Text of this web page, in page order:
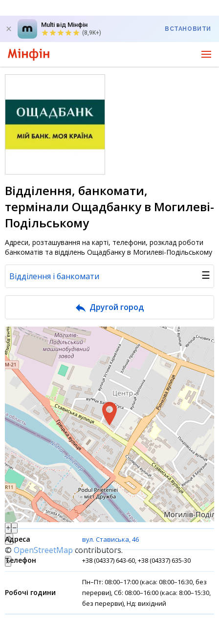
Multi від Мінфін
(8,9K+)
ВСТАНОВИТИ
Відділення, банкомати,
термінали Ощадбанку в Могилеві-
Подільському
Адреси, розташування на карті, телефони, розклад роботи
банкоматів та відділень Ощадбанку в Могилеві-Подільському
Відділення і банкомати
Відгуки
Депозити юр. осіб
Кредити для бізнеса
Інтернет-банкінг
Банки-партнери
Акції
Рахунки для бізнесу
Фінансові результати
☰
Другой город
+ −
⇧
©OpenStreetMapcontributors.
»
вул. Стависька, 46
+38 (04337) 643-60, +38 (04337) 635-30
Пн–Пт: 08:00–17:00 (каса: 08:00–16:30, без
перерви), Сб: 08:00–16:00 (каса: 8:00–15:30,
без перерви), Нд: вихідний